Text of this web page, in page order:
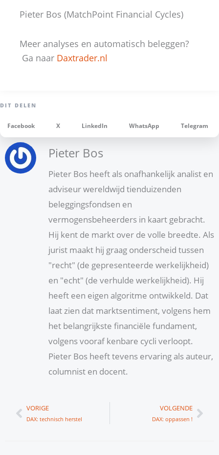
Pieter Bos (MatchPoint Financial Cycles)
Meer analyses en automatisch beleggen?
Ga naar Daxtrader.nl
Facebook X LinkedIn WhatsApp Telegram
Pieter Bos
Pieter Bos heeft als onafhankelijk analist en
adviseur wereldwijd tienduizenden
beleggingsfondsen en
vermogensbeheerders in kaart gebracht.
Hij kent de markt over de volle breedte. Als
jurist maakt hij graag onderscheid tussen
"recht" (de gepresenteerde werkelijkheid)
en "echt" (de verhulde werkelijkheid). Hij
heeft een eigen algoritme ontwikkeld. Dat
laat zien dat marktsentiment, volgens hem
het belangrijkste financiële fundament,
volgens vooraf kenbare cycli verloopt.
Pieter Bos heeft tevens ervaring als auteur,
columnist en docent.
Vorige
VORIGE
DAX: technisch herstel
VOLGENDE
DAX: oppassen !